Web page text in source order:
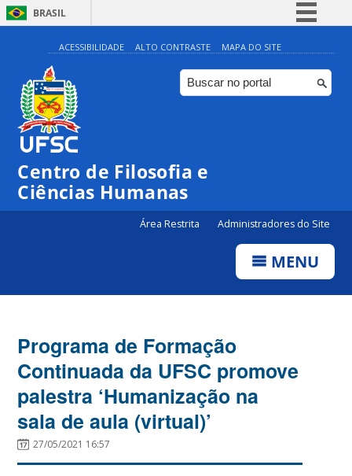
BRASIL
Simplifique!
Comunica BR
Participe
ACESSIBILIDADE ALTO CONTRASTE MAPA DO SITE
Centro de Filosofia e
Ciências Humanas
Área Restrita Administradores do Site
MENU
Programa de Formação
Continuada da UFSC promove
palestra ‘Humanização na
sala de aula (virtual)’
27/05/2021 16:57